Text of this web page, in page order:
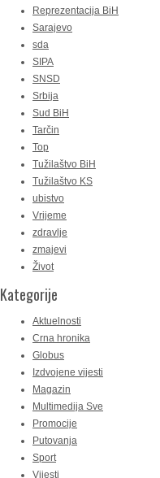
Reprezentacija BiH
Sarajevo
sda
SIPA
SNSD
Srbija
Sud BiH
Tarčin
Top
Tužilaštvo BiH
Tužilaštvo KS
ubistvo
Vrijeme
zdravlje
zmajevi
Život
Kategorije
Aktuelnosti
Crna hronika
Globus
Izdvojene vijesti
Magazin
Multimedija Sve
Promocije
Putovanja
Sport
Vijesti